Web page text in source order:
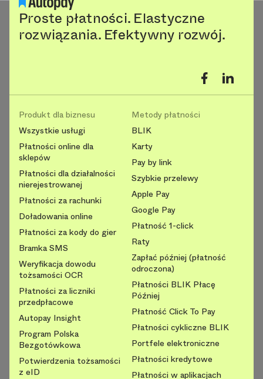
Proste płatności. Elastyczne
rozwiązania. Efektywny rozwój.
Produkt dla biznesu
Wszystkie usługi
Płatności online dla
sklepów
Płatności dla działalności
nierejestrowanej
Płatności za rachunki
Doładowania online
Płatności za kody do gier
Bramka SMS
Weryfikacja dowodu
tożsamości OCR
Płatności za liczniki
przedpłacowe
Autopay Insight
Program Polska
Bezgotówkowa
Potwierdzenia tożsamości
z eID
Metody płatności
BLIK
Karty
Pay by link
Szybkie przelewy
Apple Pay
Google Pay
Płatność 1-click
Raty
Zapłać później (płatność
odroczona)
Płatności BLIK Płacę
Później
Płatność Click To Pay
Płatności cykliczne BLIK
Portfele elektroniczne
Płatności kredytowe
Płatności w aplikacjach